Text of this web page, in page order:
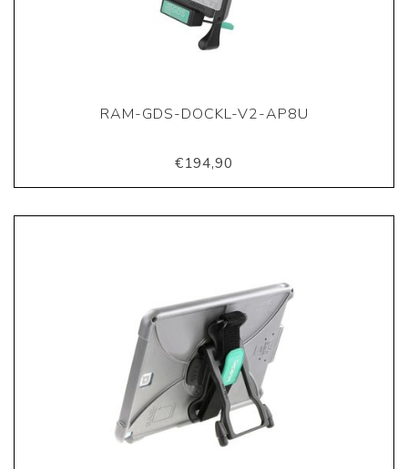
RAM-GDS-DOCKL-V2-AP8U
€194,90